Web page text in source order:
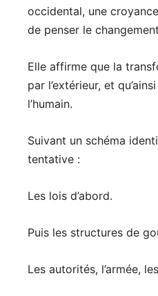
occidental, une
de penser le
Elle affirme que la
par l’extérieur, et
l’humain.
Suivant un schéma
tentative :
Les lois d’abord.
Puis les structures de
Les autorités, l’armée,